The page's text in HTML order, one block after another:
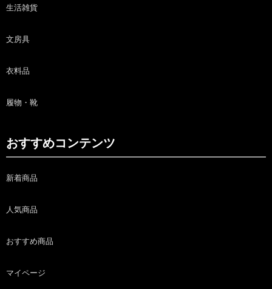
生活雑貨
文房具
衣料品
履物・靴
おすすめコンテンツ
新着商品
人気商品
おすすめ商品
マイページ